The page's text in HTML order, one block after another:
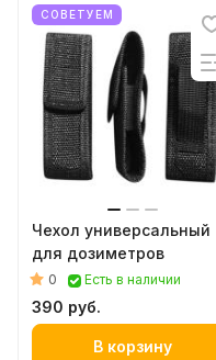
СОВЕТУЕМ
Чехол универсальный
для дозиметров
0 Есть в наличии
390 руб.
В корзину